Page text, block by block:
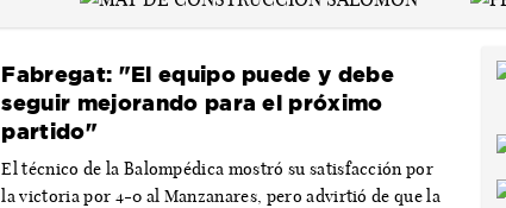
Fabregat: "El equipo puede y debe
seguir mejorando para el próximo
partido"
El técnico de la Balompédica mostró su satisfacción por
la victoria por 4-0 al Manzanares, pero advirtió de que la